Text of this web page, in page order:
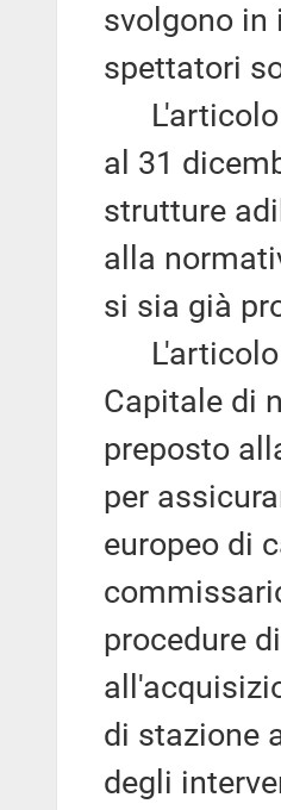
svolgono in
spettatori
L'articolo
al 31
strutture
alla
si sia già
L'articolo
Capitale di
preposto
per
europeo di
procedure
di stazione
degli